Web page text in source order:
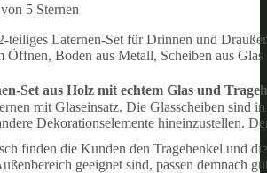
5 Sternen
teiliges Laternen-Set für Drinnen und
Öffnen, Boden aus Metall, Scheiben aus Glas
Set aus Holz mit echtem Glas und
mit Glaseinsatz. Die Glasscheiben sind
Dekorationselemente hineinzustellen.
finden die Kunden den Tragehenkel und
geeignet sind, passen demnach